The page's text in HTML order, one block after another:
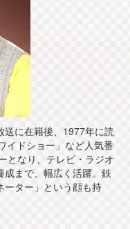
に在籍後、1977年に読
イドショー」など人気番
となり、テレビ・ラジオ
まで、幅広く活躍。鉄
ーター」という顔も持